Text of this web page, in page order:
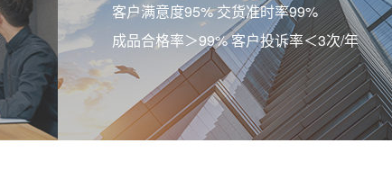
客户满意度95% 交货准时率99%
成品合格率＞99% 客户投诉率＜3次/年